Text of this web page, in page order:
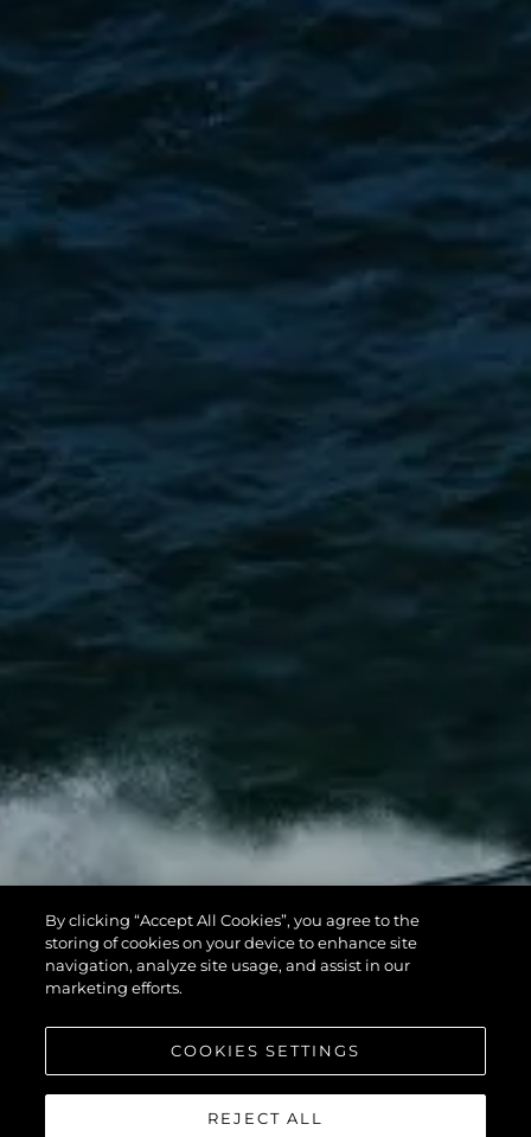
By clicking “Accept All Cookies”, you agree to the
storing of cookies on your device to enhance site
navigation, analyze site usage, and assist in our
marketing efforts.
COOKIES SETTINGS
REJECT ALL